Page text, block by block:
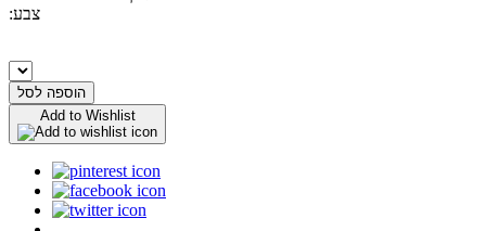
:צבע
הוספה לסל
Add to Wishlist